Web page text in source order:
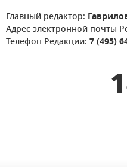
Главный редактор:
Адрес электронной почты
Телефон Редакции: 7 (495)